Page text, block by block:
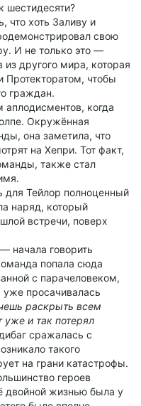
хоть Заливу и
свою
И не только это —
другого мира, которая
Протекторатом, чтобы
граждан.
когда
Окружённая
она заметила, что
на Хепри. Тот факт,
также стал
Тейлор полноценный
наряд, который
встречи, поверх
говорить
попала сюда
с парачеловеком,
просачивалась
раскрыть всем
уже и так потерял
сражалась с
такого
на грани катастрофы.
героев
двойной жизнью была у